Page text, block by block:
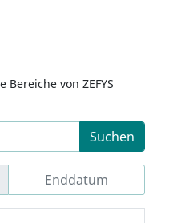
von ZEFYS
Suchen